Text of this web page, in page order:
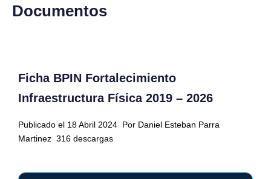
Documentos
Ficha BPIN Fortalecimiento
Infraestructura Física 2019 – 2026
Publicado el 18 Abril 2024 Por Daniel Esteban Parra
Martinez 316 descargas